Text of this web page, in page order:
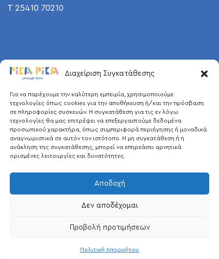
Διαχείριση Συγκατάθεσης
Για να παρέχουμε την καλύτερη εμπειρία, χρησιμοποιούμε
τεχνολογίες όπως cookies για την αποθήκευση ή/και την πρόσβαση
σε πληροφορίες συσκευών. Η συγκατάθεση για τις εν λόγω
τεχνολογίες θα μας επιτρέψει να επεξεργαστούμε δεδομένα
προσωπικού χαρακτήρα, όπως συμπεριφορά περιήγησης ή μοναδικά
αναγνωριστικά σε αυτόν τον ιστότοπο. Η μη συγκατάθεση ή η
ανάκληση της συγκατάθεσης, μπορεί να επηρεάσει αρνητικά
ορισμένες λειτουργίες και δυνατότητες.
Αποδοχή
Δεν αποδέχομαι
Προβολή προτιμήσεων
Πολιτική Απορρήτου
T 25410 70210
Pica Pica © 2026.